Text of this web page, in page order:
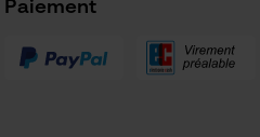
Paiement